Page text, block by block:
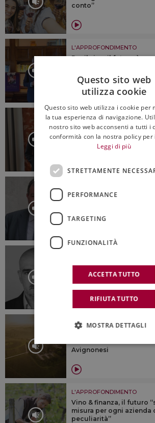
conto”
L'APPROFONDIMENTO
Per il vino, il futuro è
identità territoriale e
L'APPROFONDIMENTO
“Dovremmo cercare di
denominazioni sotto un
consorzi di tutela”
“Ridurre la produzione?
generalizzazioni su
“Ascoltava tutti, parlava
cose proiettate nel
L'APPROFONDIMENTO
certificazioni di
Avignonesi
L'APPROFONDIMENTO
Vino & finanza, il futuro
misura per ogni azienda
peculiarità”
Questo sito web
utilizza cookie
Questo sito web utilizza i cookie per
la tua esperienza di navigazione.
nostro sito web acconsenti a tutti i
conformità con la nostra policy per
Leggi di più
STRETTAMENTE
PERFORMANCE
TARGETING
FUNZIONALITÀ
ACCETTA TUTTO
RIFIUTA TUTTO
MOSTRA DETTAGLI